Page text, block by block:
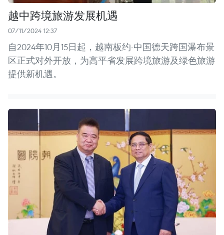
越中跨境旅游发展机遇
07/11/2024 12:37
自2024年10月15日起，越南板约-中国德天跨国瀑布景
区正式对外开放，为高平省发展跨境旅游及绿色旅游
提供新机遇。